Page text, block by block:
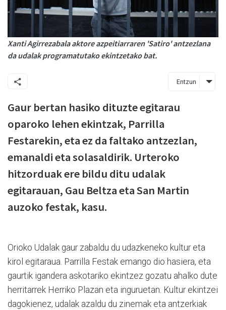
Xanti Agirrezabala aktore azpeitiarraren 'Satiro' antzezlana
da udalak programatutako ekintzetako bat.
Entzun
Gaur bertan hasiko dituzte egitarau
oparoko lehen ekintzak, Parrilla
Festarekin, eta ez da faltako antzezlan,
emanaldi eta solasaldirik. Urteroko
hitzorduak ere bildu ditu udalak
egitarauan, Gau Beltza eta San Martin
auzoko festak, kasu.
Orioko Udalak gaur zabaldu du udazkeneko kultur eta
kirol egitaraua. Parrilla Festak emango dio hasiera, eta
gaurtik igandera askotariko ekintzez gozatu ahalko dute
herritarrek Herriko Plazan eta inguruetan. Kultur ekintzei
dagokienez, udalak azaldu du zinemak eta antzerkiak